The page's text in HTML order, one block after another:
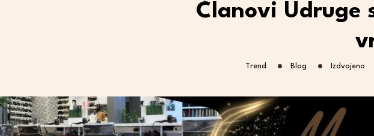
Članovi Udruge
Trend Blog Izdvojeno